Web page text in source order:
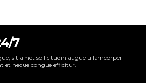
7
sit amet sollicitudin augue ullamcorper
et neque congue efficitur.